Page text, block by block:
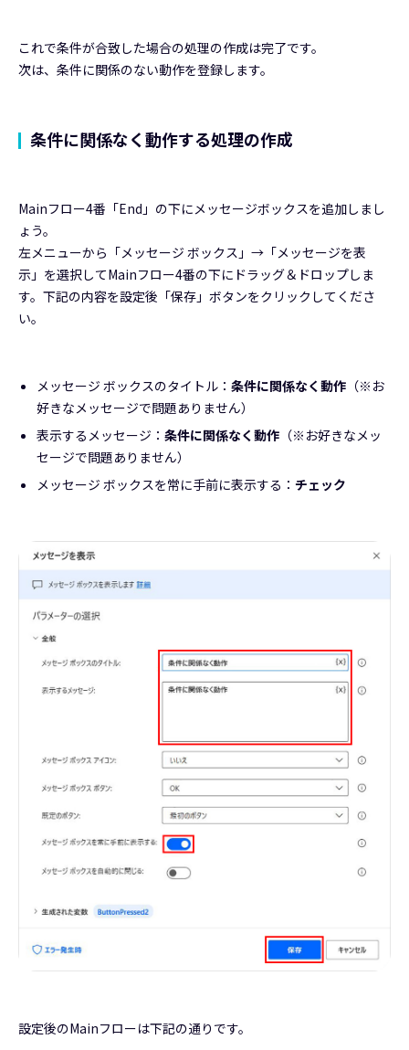
これで条件が合致した場合の処理の作成は完了です。
次は、条件に関係のない動作を登録します。
条件に関係なく動作する処理の作成
Mainフロー4番「End」の下にメッセージボックスを追加しまし
ょう。
左メニューから「メッセージ ボックス」→「メッセージを表
示」を選択してMainフロー4番の下にドラッグ＆ドロップしま
す。下記の内容を設定後「保存」ボタンをクリックしてくださ
い。
メッセージ ボックスのタイトル： 条件に関係なく動作 （※お
好きなメッセージで問題ありません）
表示するメッセージ： 条件に関係なく動作 （※お好きなメッ
セージで問題ありません）
メッセージ ボックスを常に手前に表示する： チェック
設定後のMainフローは下記の通りです。